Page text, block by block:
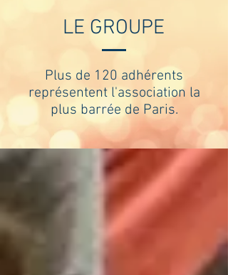
LE GROUPE
Plus de 120 adhérents
représentent l'association la
plus barrée de Paris.